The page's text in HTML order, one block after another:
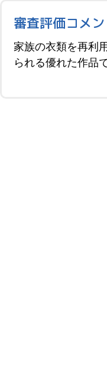
審査評価コメ
家族の衣類を再利
られる優れた作品